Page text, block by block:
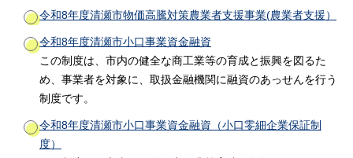
令和8年度清瀬市物価高騰対策農業者支援事業(農業者支援）
令和8年度清瀬市小口事業資金融資
この制度は、市内の健全な商工業等の育成と振興を図るた
め、事業者を対象に、取扱金融機関に融資のあっせんを行う
制度です。
令和8年度清瀬市小口事業資金融資（小口零細企業保証制
度）